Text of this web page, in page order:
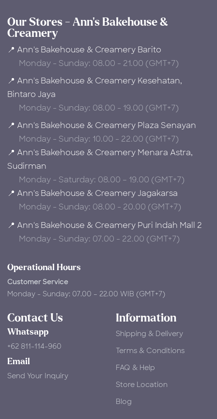
Our Stores - Ann's Bakehouse &
Creamery
📍 Ann's Bakehouse & Creamery Barito
Monday - Sunday: 08.00 - 21.00 (GMT+7)
📍 Ann's Bakehouse & Creamery Kesehatan,
Bintaro Jaya
Monday - Sunday: 08.00 - 19.00 (GMT+7)
📍 Ann's Bakehouse & Creamery Plaza Senayan
Monday - Sunday: 10.00 - 22.00 (GMT+7)
📍 Ann's Bakehouse & Creamery Menara Astra,
Sudirman
Monday - Saturday: 08.00 – 19.00 (GMT+7)
📍 Ann's Bakehouse & Creamery Jagakarsa
Monday - Sunday: 08.00 - 20.00 (GMT+7)
📍 Ann's Bakehouse & Creamery Puri Indah Mall 2
Monday - Sunday: 07.00 - 22.00 (GMT+7)
Operational Hours
Customer Service
Monday - Sunday: 07.00 – 22.00 WIB (GMT+7)
Contact Us
Whatsapp
+62 811-114-960
Email
Send Your Inquiry
Information
Shipping & Delivery
Terms & Conditions
FAQ & Help
Store Location
Blog